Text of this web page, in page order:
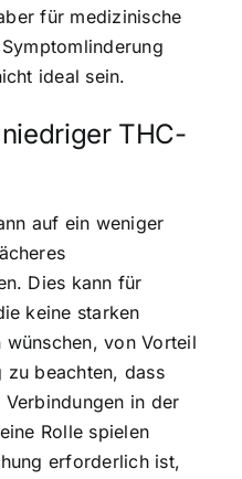
für medizinische
ideal sein.
THC-
auf ein weniger
Dies kann für
keine starken
von Vorteil
zu beachten, dass
in der
Rolle spielen
erforderlich ist,